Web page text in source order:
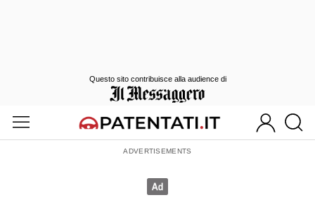
Questo sito contribuisce alla audience di